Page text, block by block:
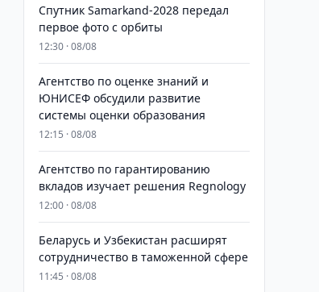
Спутник Samarkand-2028 передал
первое фото с орбиты
12:30 · 08/08
Агентство по оценке знаний и
ЮНИСЕФ обсудили развитие
системы оценки образования
12:15 · 08/08
Агентство по гарантированию
вкладов изучает решения Regnology
12:00 · 08/08
Беларусь и Узбекистан расширят
сотрудничество в таможенной сфере
11:45 · 08/08